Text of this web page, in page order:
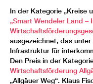
In der Kategorie „Kreise
„Smart Wendeler Land –
ausgezeichnet, das
Infrastruktur für
Den Preis in der
Wirtschaftsförderung
„Allgäuer Weg“. Klaus